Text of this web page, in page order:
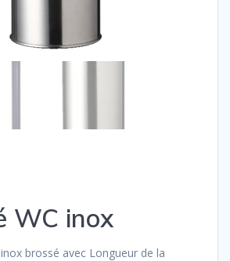
WC inox
brossé avec Longueur de la